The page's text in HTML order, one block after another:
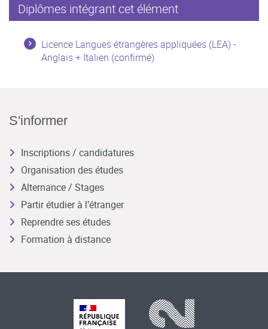
Diplômes intégrant cet élément
Licence Langues étrangères appliquées (LEA) -
Anglais + Italien (confirmé)
S'informer
Inscriptions / candidatures
Organisation des études
Alternance / Stages
Partir étudier à l’étranger
Reprendre ses études
Formation à distance